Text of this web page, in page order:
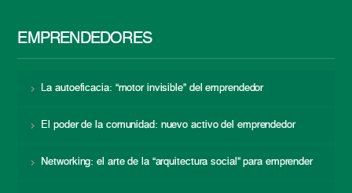
EMPRENDEDORES
La autoeficacia: “motor invisible” del emprendedor
El poder de la comunidad: nuevo activo del emprendedor
Networking: el arte de la “arquitectura social” para emprender